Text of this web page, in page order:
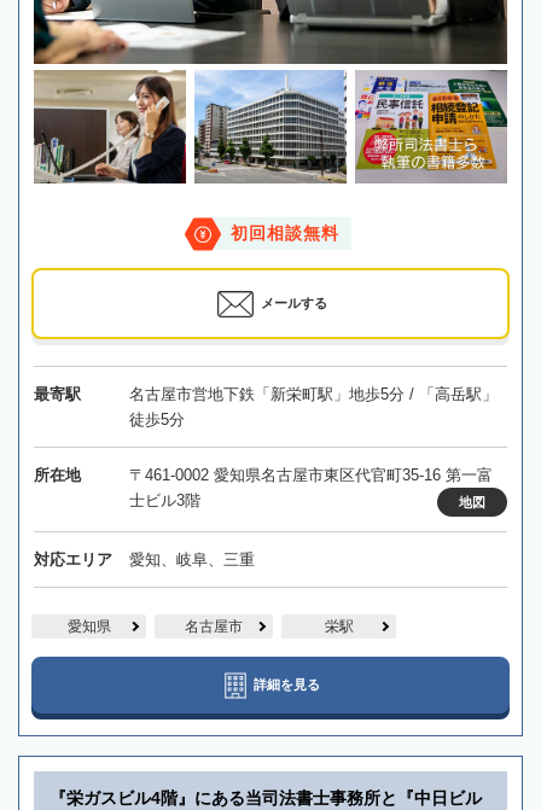
初回相談無料
メールする
最寄駅
名古屋市営地下鉄「新栄町駅」地歩5分 / 「高岳駅」
徒歩5分
所在地
〒461-0002 愛知県名古屋市東区代官町35-16 第一富
士ビル3階
地図
対応エリア 愛知、岐阜、三重
愛知県 名古屋市 栄駅
詳細を見る
『栄ガスビル4階』にある当司法書士事務所と『中日ビル